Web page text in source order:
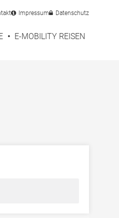
Impressum Datenschutz
E-MOBILITY REISEN